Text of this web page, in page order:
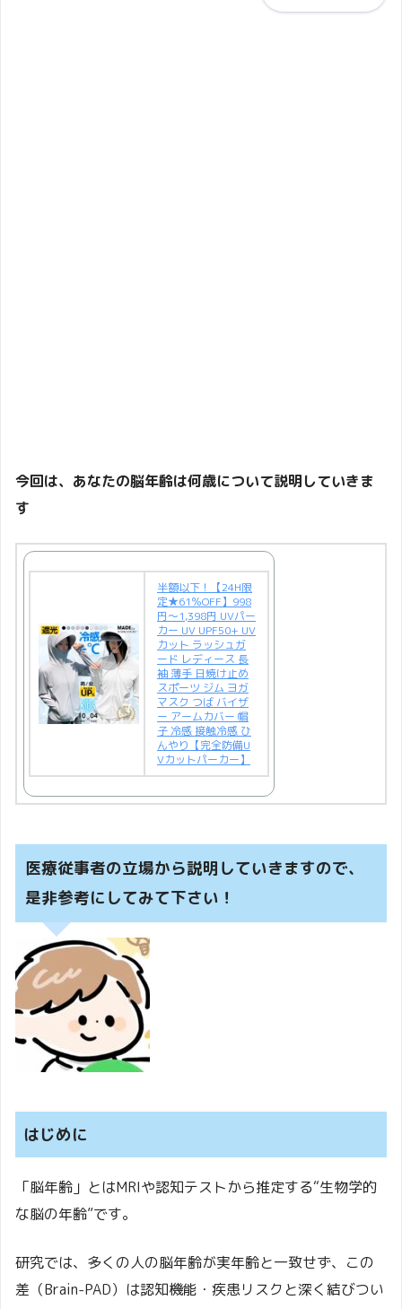
今回は、あなたの脳年齢は何歳について説明していきま
す
半額以下！【24H限
定★61％OFF】998
円～1,398円 UVパー
カー UV UPF50+ UV
カット ラッシュガ
ード レディース 長
袖 薄手 日焼け止め
スポーツ ジム ヨガ
マスク つば バイザ
ー アームカバー 帽
子 冷感 接触冷感 ひ
んやり【完全防備U
Vカットパーカー】
医療従事者の立場から説明していきますので、
是非参考にしてみて下さい！
はじめに
「脳年齢」とはMRIや認知テストから推定する“生物学的
な脳の年齢”です。
研究では、多くの人の脳年齢が実年齢と一致せず、この
差（Brain-PAD）は認知機能・疾患リスクと深く結びつい